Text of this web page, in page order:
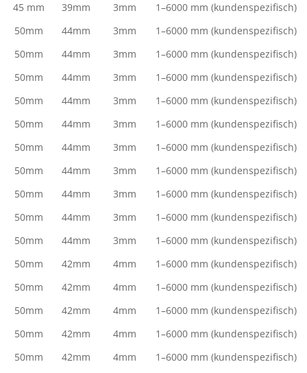
45 mm
39mm 3mm
1–6000 mm (kundenspezifisch)
50mm
44mm 3mm
1–6000 mm (kundenspezifisch)
50mm
44mm 3mm
1–6000 mm (kundenspezifisch)
50mm
44mm 3mm
1–6000 mm (kundenspezifisch)
50mm
44mm 3mm
1–6000 mm (kundenspezifisch)
50mm
44mm 3mm
1–6000 mm (kundenspezifisch)
50mm
44mm 3mm
1–6000 mm (kundenspezifisch)
50mm
44mm 3mm
1–6000 mm (kundenspezifisch)
50mm
44mm 3mm
1–6000 mm (kundenspezifisch)
50mm
44mm 3mm
1–6000 mm (kundenspezifisch)
50mm
44mm 3mm
1–6000 mm (kundenspezifisch)
50mm
42mm 4mm
1–6000 mm (kundenspezifisch)
50mm
42mm 4mm
1–6000 mm (kundenspezifisch)
50mm
42mm 4mm
1–6000 mm (kundenspezifisch)
50mm
42mm 4mm
1–6000 mm (kundenspezifisch)
50mm
42mm 4mm
1–6000 mm (kundenspezifisch)